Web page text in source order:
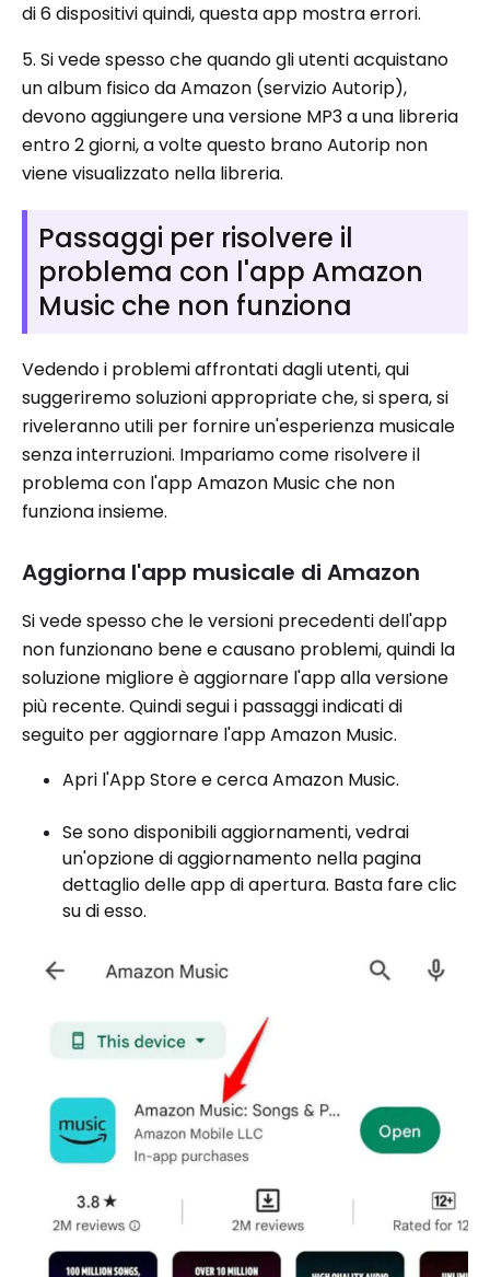
di 6 dispositivi quindi, questa app mostra errori.
5. Si vede spesso che quando gli utenti acquistano
un album fisico da Amazon (servizio Autorip),
devono aggiungere una versione MP3 a una libreria
entro 2 giorni, a volte questo brano Autorip non
viene visualizzato nella libreria.
Passaggi per risolvere il
problema con l'app Amazon
Music che non funziona
Vedendo i problemi affrontati dagli utenti, qui
suggeriremo soluzioni appropriate che, si spera, si
riveleranno utili per fornire un'esperienza musicale
senza interruzioni. Impariamo come risolvere il
problema con l'app Amazon Music che non
funziona insieme.
Aggiorna l'app musicale di Amazon
Si vede spesso che le versioni precedenti dell'app
non funzionano bene e causano problemi, quindi la
soluzione migliore è aggiornare l'app alla versione
più recente. Quindi segui i passaggi indicati di
seguito per aggiornare l'app Amazon Music.
Apri l'App Store e cerca Amazon Music.
Se sono disponibili aggiornamenti, vedrai
un'opzione di aggiornamento nella pagina
dettaglio delle app di apertura. Basta fare clic
su di esso.